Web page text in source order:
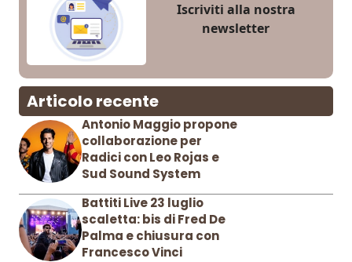
Iscriviti alla nostra
newsletter
Articolo recente
Antonio Maggio propone
collaborazione per
Radici con Leo Rojas e
Sud Sound System
Battiti Live 23 luglio
scaletta: bis di Fred De
Palma e chiusura con
Francesco Vinci